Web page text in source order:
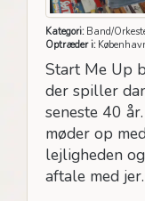
Kategori:Band/
Optræder i:
Start Me Up
der spiller
seneste 40
møder op
lejligheden
aftale med jer.